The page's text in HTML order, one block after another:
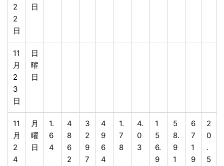
2
2
日
日
11
月
2
3
日
日
曜
日
11
月
2
4
月
曜
日
1.
6
4
4
8
6
2
3
2
9
7
4
9
6
4
1.
7
8
4.
0
3
1
5
6.
9
5
8.
9
1
6
7
1
9
2
0
.
5